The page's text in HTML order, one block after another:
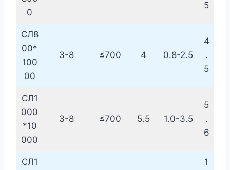
0
5
СЛ8
00*
100
00
3-8 ≤700 4 0.8-2.5
4
.
5
СЛ1
000
*10
000
3-8 ≤700 5.5 1.0-3.5
5
.
6
СЛ1
1